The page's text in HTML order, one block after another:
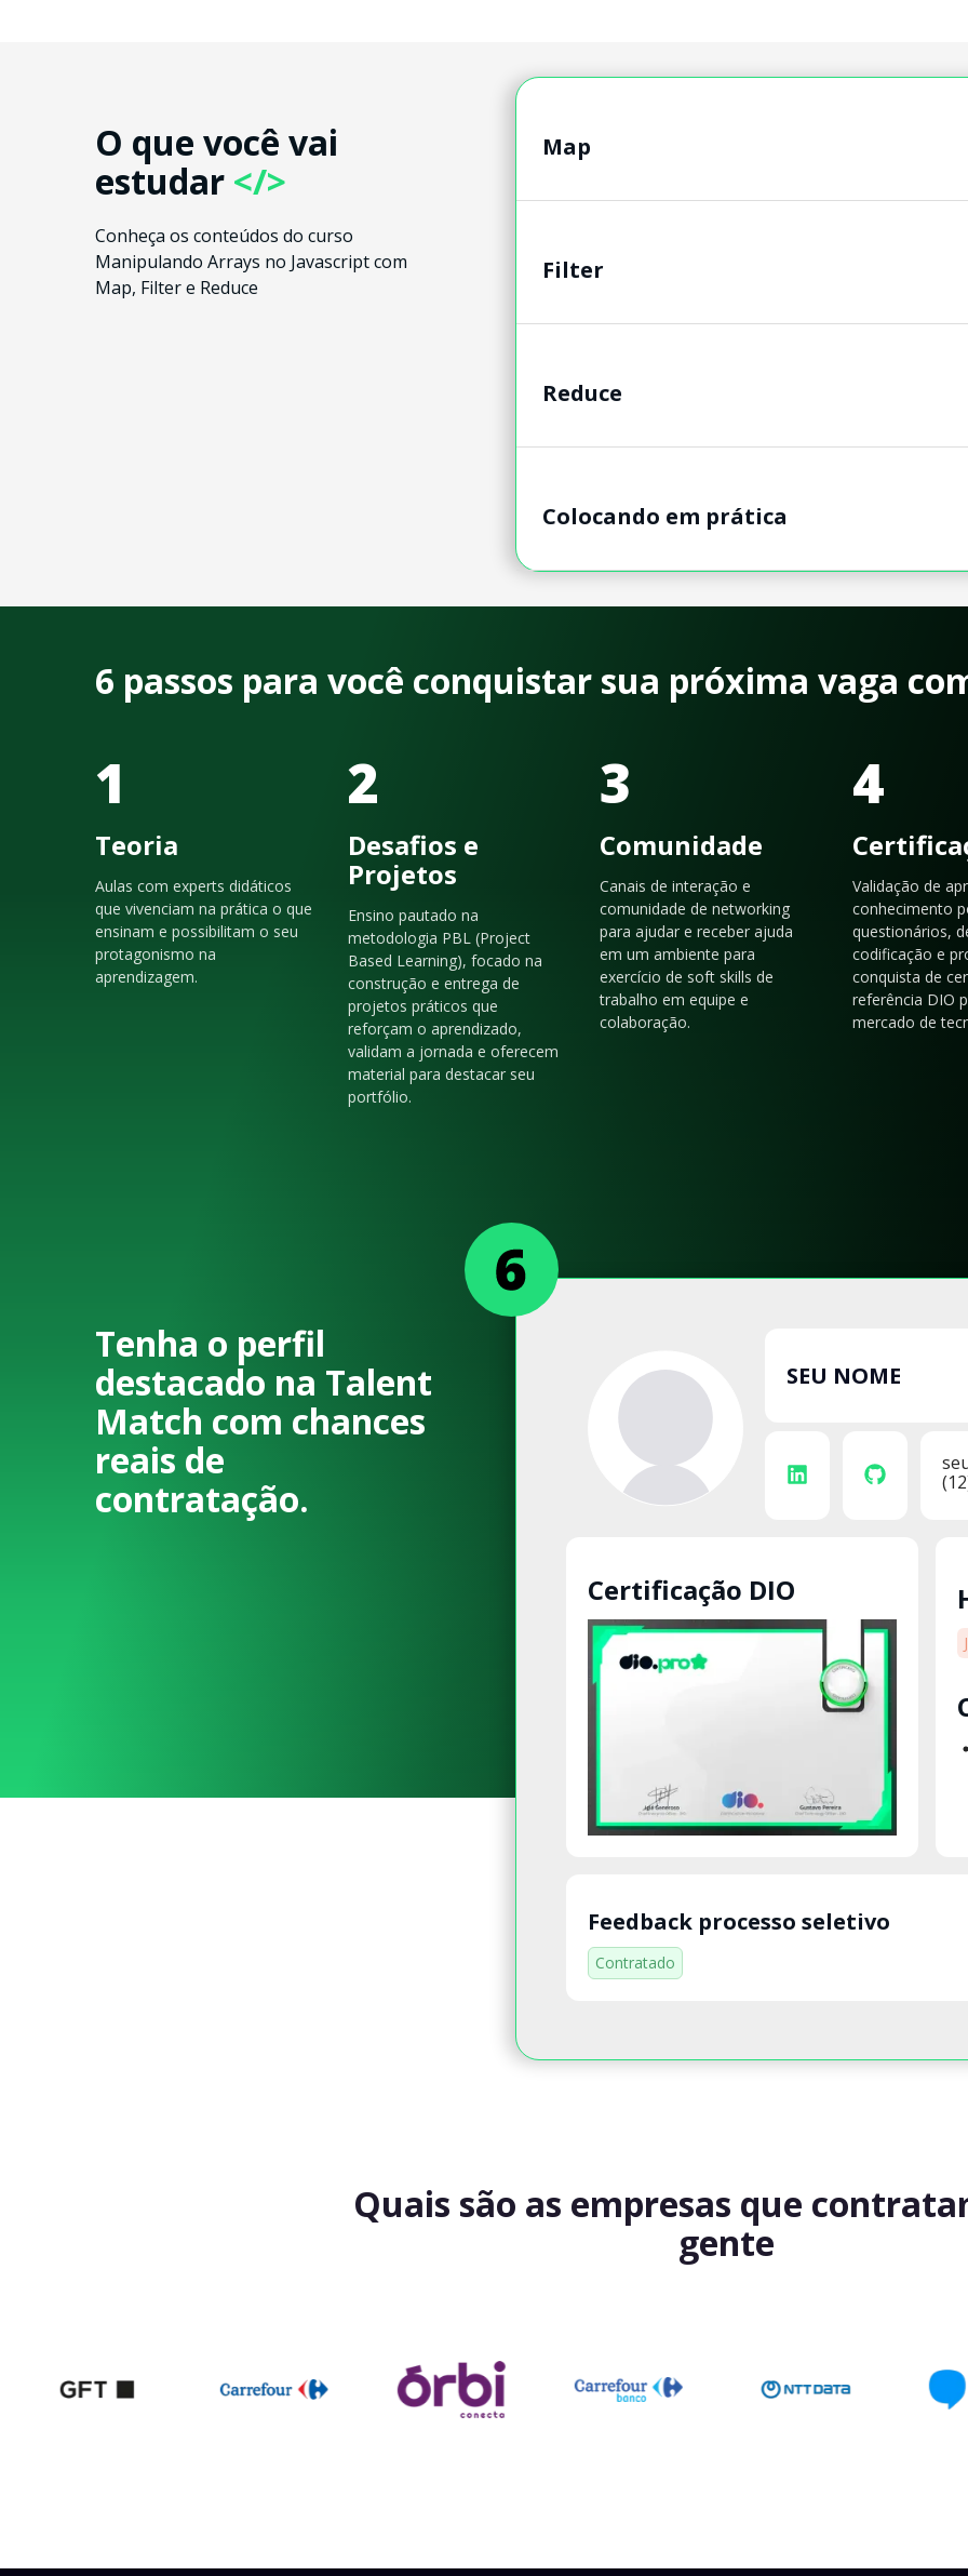
O que você vai
estudar </>
Conheça os conteúdos do curso
Manipulando Arrays no Javascript com
Map, Filter e Reduce
Map
Filter
Reduce
Colocando em prática
6 passos para você conquistar sua próxima vaga
1
Teoria
Aulas com experts didáticos
que vivenciam na prática o que
ensinam e possibilitam o seu
protagonismo na
aprendizagem.
2
Desafios e
Projetos
Ensino pautado na
metodologia PBL (Project
Based Learning), focado na
construção e entrega de
projetos práticos que
reforçam o aprendizado,
validam a jornada e oferecem
material para destacar seu
portfólio.
3
Comunidade
Canais de interação e
comunidade de networking
para ajudar e receber ajuda
em um ambiente para
exercício de soft skills de
trabalho em equipe e
colaboração.
4
Validação de
conhecimento
questionários,
codificação e
conquista de
referência DIO
mercado de
Tenha o perfil
destacado na Talent
Match com chances
reais de
contratação.
SEU NOME
Certificação DIO
Feedback processo seletivo
Contratado
Quais são as empresas que
gente